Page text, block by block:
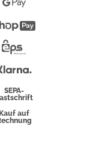
Google
Pay
Überweisung
SEPA-
Kauf auf